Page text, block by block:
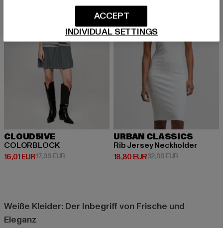
CLOUD5IVE
COLORBLOCK
16,01 EUR
Derzeitiger Preis: 16,01 EUR
17,99 EURAktionspreis: 17,99 EUR
URBAN CLASSICS
Rib Jersey Neckholder
18,80 EUR
Derzeitiger Preis: 18,80 EUR
32,99 EURAktionspreis:
Weiße Kleider: Der Inbegriff von Frische und
Eleganz
INDIVIDUAL SETTINGS
ACCEPT